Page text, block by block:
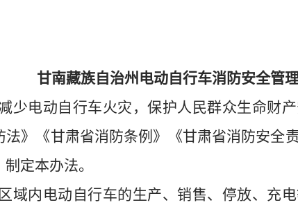
甘南藏族自治州电动自行车消防安全管
少电动自行车火灾，保护人民群众生命财
法》《甘肃省消防条例》《甘肃省消防安全
定本办法。
域内电动自行车的生产、销售、停放、充